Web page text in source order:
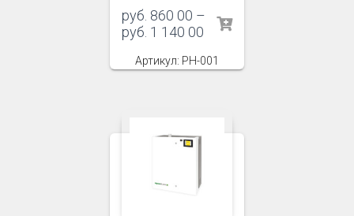
руб. 860 00 –
руб. 1 140 00
Артикул: PH-001